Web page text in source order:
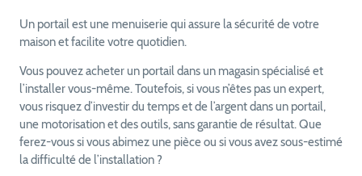
Un portail est une menuiserie qui assure la sécurité de votre
maison et facilite votre quotidien.
Vous pouvez acheter un portail dans un magasin spécialisé et
l’installer vous-même. Toutefois, si vous n’êtes pas un expert,
vous risquez d’investir du temps et de l’argent dans un portail,
une motorisation et des outils, sans garantie de résultat. Que
ferez-vous si vous abimez une pièce ou si vous avez sous-estimé
la difficulté de l’installation ?